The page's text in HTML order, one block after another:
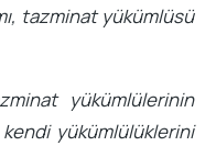
tazminat yükümlüsü
yükümlülerinin
yükümlülüklerini